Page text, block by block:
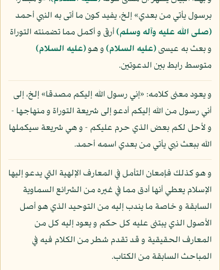
برسول يأتي من بعدي» إلخ، يفيد كون ما أتى به النبي أحمد
(صلى الله عليه وآله وسلم)أرقى و أكمل مما تضمنته التوراة
و بعث به عيسى(عليه السلام)و هو(عليه السلام)
متوسط رابط بين الدعوتين.
و يعود معنى كلامه: «إني رسول الله إليكم مصدقا» إلخ، إلى
أني رسول من الله إليكم أدعو إلى شريعة التوراة و منهاجها -
و لأحل لكم بعض الذي حرم عليكم - و هي شريعة سيكملها
الله ببعث نبي يأتي من بعدي اسمه أحمد.
و هو كذلك فإمعان التأمل في المعارف الإلهية التي يدعو إليها
الإسلام يعطي أنها أدق مما في غيره من الشرائع السماوية
السابقة و خاصة ما يندب إليه من التوحيد الذي هو أصل
الأصول الذي يبتنى عليه كل حكم و يعود إليه كل من
المعارف الحقيقية و قد تقدم شطر من الكلام فيه في
المباحث السابقة من الكتاب.